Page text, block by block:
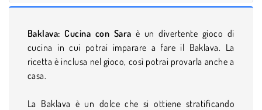
Baklava: Cucina con Sara è un divertente gioco di
cucina in cui potrai imparare a fare il Baklava. La
ricetta è inclusa nel gioco, così potrai provarla anche a
casa.
La Baklava è un dolce che si ottiene stratificando